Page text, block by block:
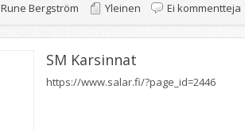
Rune Bergström Yleinen Ei kommentteja
SM Karsinnat
https://www.salar.fi/?page_id=2446